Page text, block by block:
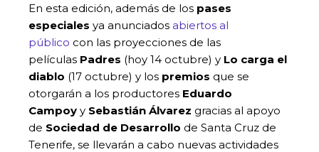
En esta edición, además de los pases
especiales ya anunciados abiertos al
público con las proyecciones de las
películas Padres (hoy 14 octubre) y Lo carga el
diablo (17 octubre) y los premios que se
otorgarán a los productores Eduardo
Campoy y Sebastián Álvarez gracias al apoyo
de Sociedad de Desarrollo de Santa Cruz de
Tenerife, se llevarán a cabo nuevas actividades